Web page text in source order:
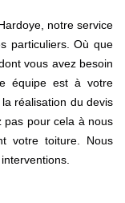
notre service
particuliers. Où que
vous avez besoin
équipe est à votre
réalisation du devis
pas pour cela à nous
votre toiture. Nous